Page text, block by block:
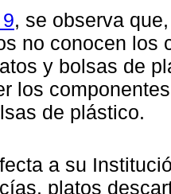
, se observa
no conocen los
y bolsas de
los
de plástico.
a su
platos